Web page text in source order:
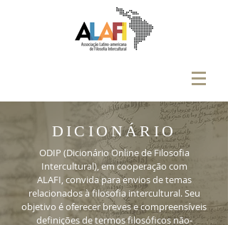
DICIONÁRIO
ODIP (Dicionário Online de Filosofia
Intercultural), em cooperação com
ALAFI, convida para envios de temas
relacionados à filosofia intercultural. Seu
objetivo é oferecer breves e compreensíveis
definições de termos filosóficos não-